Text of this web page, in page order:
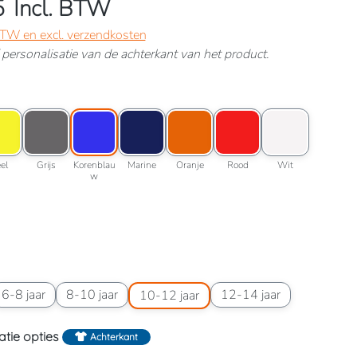
Incl. BTW
en excl. verzendkosten
van de achterkant van het product.
Geel
Kleuroptie: Grijs
Grijs
Kleuroptie: Korenblauw
Korenblau
w
Kleuroptie: Marine
Marine
Kleuroptie: Oranje
Oranje
Kleuroptie: Rood
Rood
Kleuroptie: Wit
Wit
jaar
6-8 jaar 6-8 jaar
8-10 jaar
Maatoptie: 8-10 jaar10-12 jaar
Maatoptie: 10-12 jaar12-14 jaar
Maatoptie: 12-14 jaar
opties Achterkant